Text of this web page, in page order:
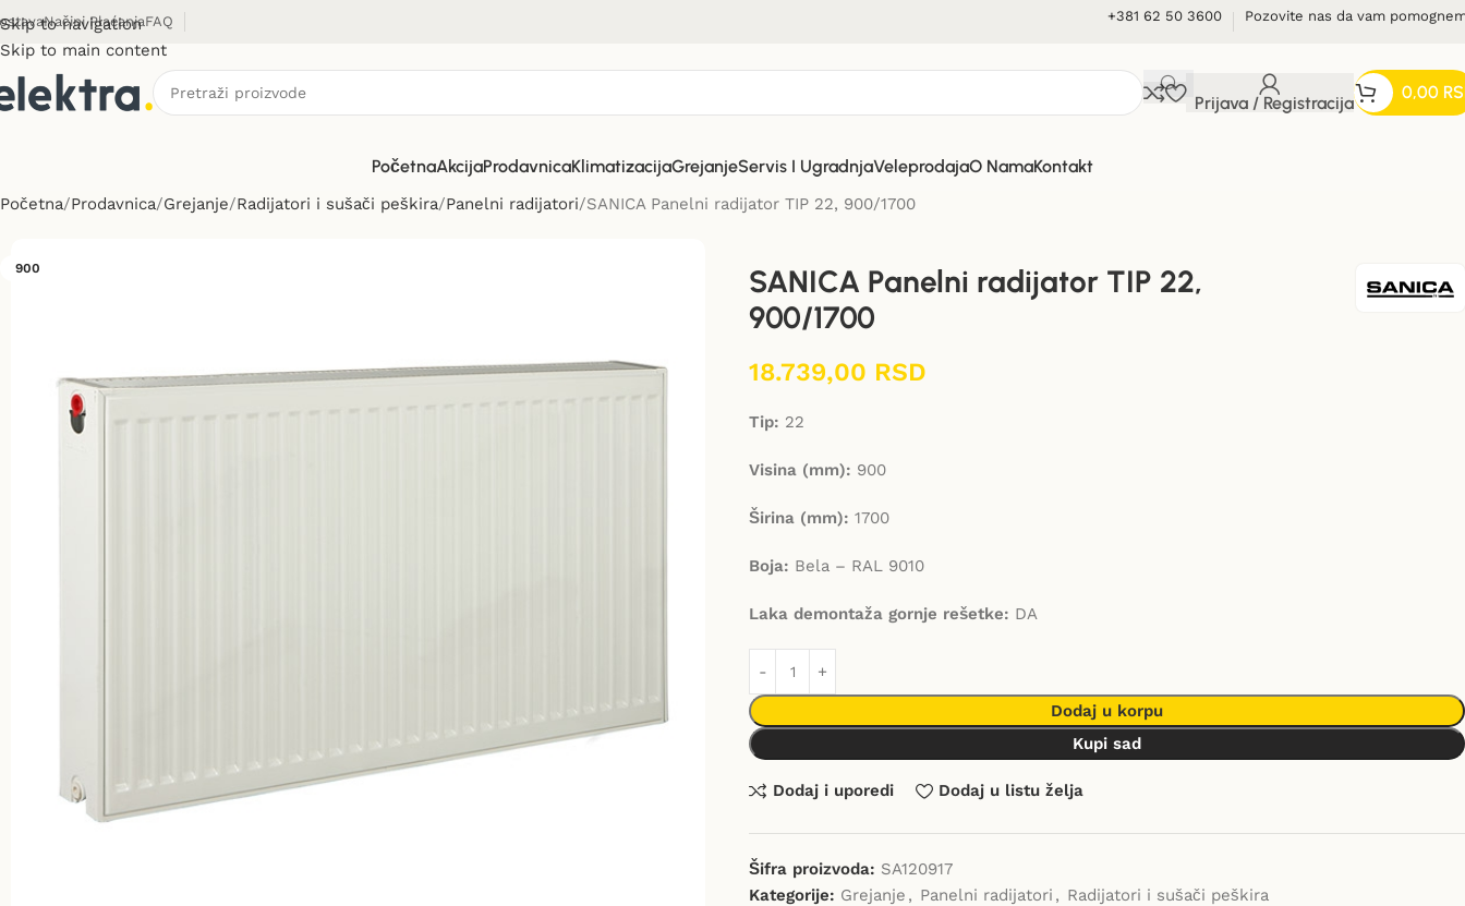
Skip to navigation
Skip to main content
Načini PlaćanjaFAQ +381 62 50 3600 Pozovite nas da vam
Prijava / Registracija
0,00
PočetnaAkcijaProdavnicaKlimatizacijaGrejanjeServis I UgradnjaVeleprodajaO NamaKontakt
Početna Prodavnica Grejanje Radijatori i sušači peškira Panelni radijatori SANICA Panelni radijator TIP 22, 900/1700
900
SANICA Panelni radijator TIP 22,
900/1700
18.739,00 RSD
Tip: 22
Visina (mm): 900
Širina (mm): 1700
Boja: Bela – RAL 9010
Laka demontaža gornje rešetke: DA
Dodaj u korpu
Kupi sad
Dodaj i uporedi Dodaj u listu želja
Šifra proizvoda: SA120917
Kategorije: Grejanje , Panelni radijatori , Radijatori i sušači peškira